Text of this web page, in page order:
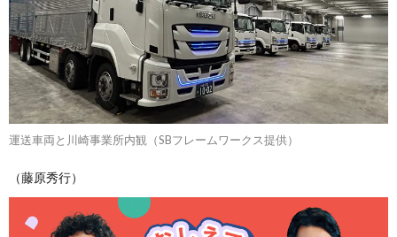
運送車両と川崎事業所内観（SBフレームワークス提供）
（藤原秀行）